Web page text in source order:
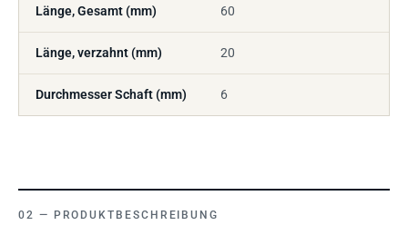
Länge, Gesamt (mm) 60
Länge, verzahnt (mm) 20
Durchmesser Schaft (mm) 6
PRODUKTBESCHREIBUNG